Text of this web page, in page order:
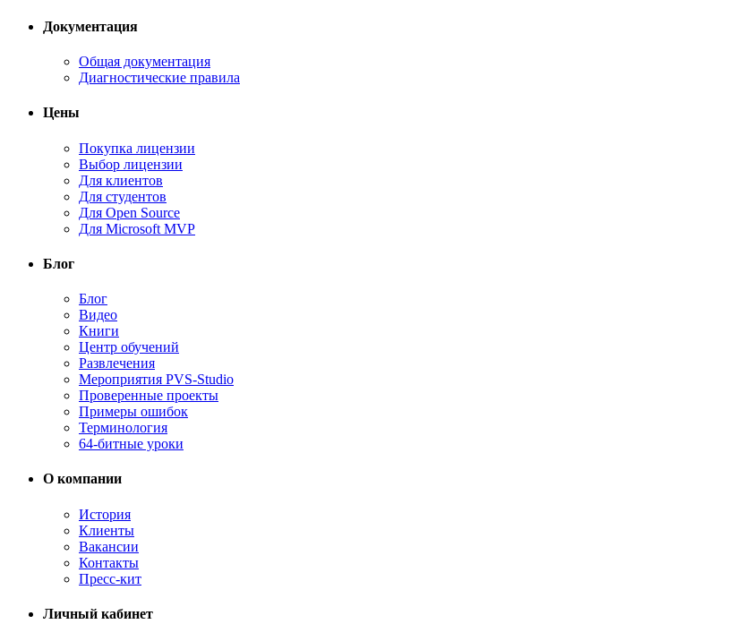
Документация
Общая документация
Диагностические правила
Цены
Покупка лицензии
Выбор лицензии
Для клиентов
Для студентов
Для Open Source
Для Microsoft MVP
Блог
Блог
Видео
Книги
Центр обучений
Развлечения
Мероприятия PVS-Studio
Проверенные проекты
Примеры ошибок
Терминология
64-битные уроки
О компании
История
Клиенты
Вакансии
Контакты
Пресс-кит
Личный кабинет